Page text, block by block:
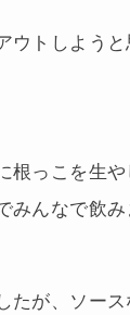
ウトしよう
根っこを生
みんなで飲み
たが、ソー